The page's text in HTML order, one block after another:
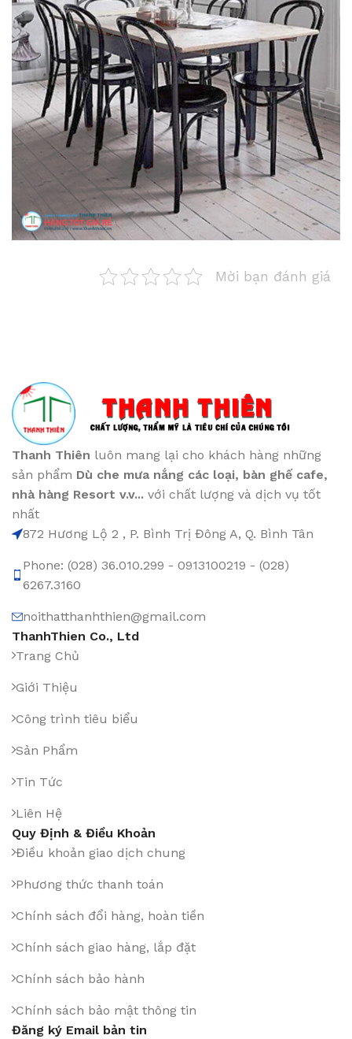
Mời bạn đánh giá
Thanh Thiên luôn mang lại cho khách hàng những
sản phẩm Dù che mưa nắng các loại, bàn ghế cafe,
nhà hàng Resort v.v... với chất lượng và dịch vụ tốt
nhất
872 Hương Lộ 2 , P. Bình Trị Đông A, Q. Bình Tân
Phone: (028) 36.010.299 - 0913100219 - (028)
6267.3160
noithatthanhthien@gmail.com
ThanhThien Co., Ltd
Trang Chủ
Giới Thiệu
Công trình tiêu biểu
Sản Phẩm
Tin Tức
Liên Hệ
Quy Định & Điều Khoản
Điều khoản giao dịch chung
Phương thức thanh toán
Chính sách đổi hàng, hoàn tiền
Chính sách giao hàng, lắp đặt
Chính sách bảo hành
Chính sách bảo mật thông tin
Đăng ký Email bản tin